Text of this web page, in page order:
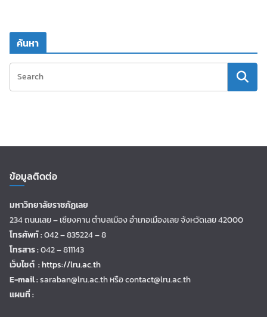
ค้นหา
ข้อมูลติดต่อ
มหาวิทยาลัยราชภัฏเลย
234 ถนนเลย – เชียงคาน ตำบลเมือง อำเภอเมืองเลย จังหวัดเลย 42000
โทรศัพท์ :042 – 835224 – 8
โทรสาร :042 – 811143
เว็บไซต์ :https://lru.ac.th
E-mail :saraban@lru.ac.thหรือ contact@lru.ac.th
แผนที่ :